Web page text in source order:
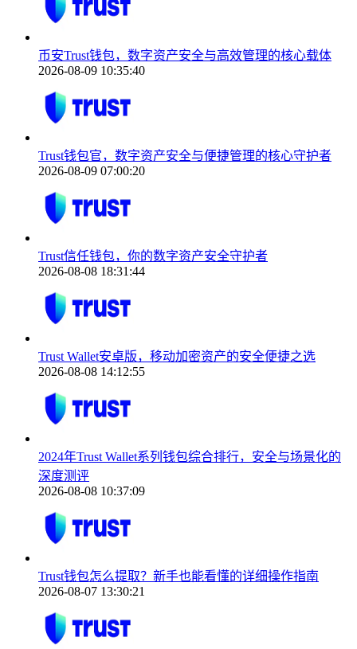
币安Trust钱包，数字资产安全与高效管理的核心载体
2026-08-09 10:35:40
Trust钱包官，数字资产安全与便捷管理的核心守护者
2026-08-09 07:00:20
Trust信任钱包，你的数字资产安全守护者
2026-08-08 18:31:44
Trust Wallet安卓版，移动加密资产的安全便捷之选
2026-08-08 14:12:55
2024年Trust Wallet系列钱包综合排行，安全与场景化的
深度测评
2026-08-08 10:37:09
Trust钱包怎么提取？新手也能看懂的详细操作指南
2026-08-07 13:30:21